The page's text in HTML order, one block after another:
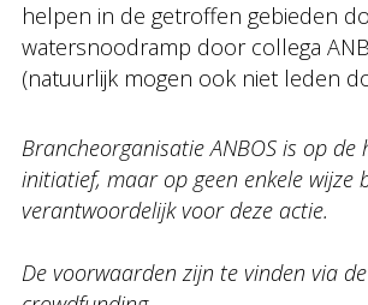
helpen in de getroffen gebieden
watersnoodramp door collega
(natuurlijk mogen ook niet leden
Brancheorganisatie ANBOS is op de
initiatief, maar op geen enkele wijze
verantwoordelijk voor deze actie.
De voorwaarden zijn te vinden via